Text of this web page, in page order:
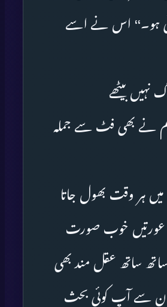
ہو۔‘‘ اس نے اسے
نہیں بیٹھے
نے بھی فٹ سے جملہ
میں ہر وقت بھول جاتا
عورتیں خوب صورت
ساتھ عقل مند بھی
ان سے آپ کوئی بحث